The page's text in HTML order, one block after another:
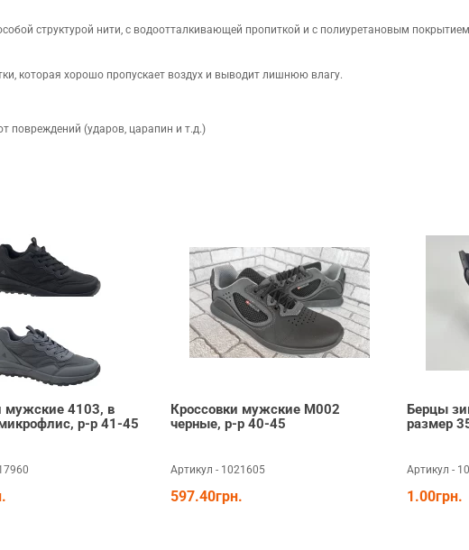
структурой нити, с водоотталкивающей пропиткой и с полиуретановым
которая хорошо пропускает воздух и выводит лишнюю влагу.
повреждений (ударов, царапин и т.д.)
мужские 4103, в
р-р 41-45
Кроссовки мужские М002
черные, р-р 40-45
Артикул - 1021605
597.40грн.
Берцы
размер
Артикул -
1.00грн.